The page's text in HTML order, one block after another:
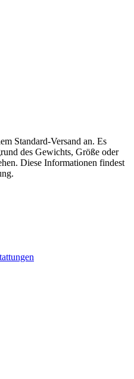
Standard-Versand an. Es
des Gewichts, Größe oder
Diese Informationen findest